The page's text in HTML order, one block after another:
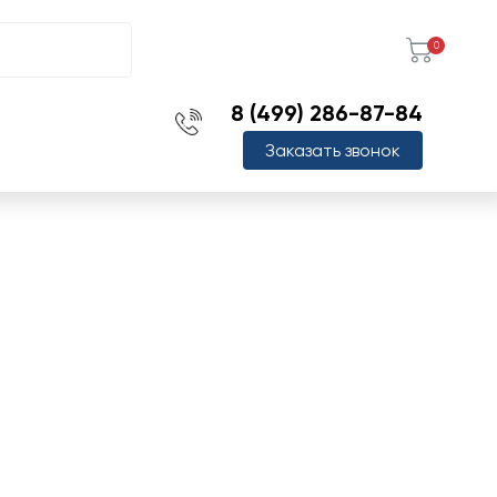
0
8 (499) 286-87-84
Заказать звонок